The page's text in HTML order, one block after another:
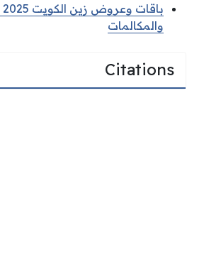
والمكالمات
Citations